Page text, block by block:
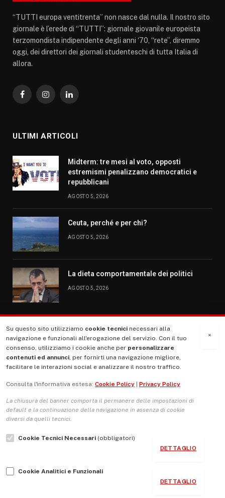
“TUTTI europa ventitrenta” non nasce dal nulla. Il nostro sito
giornale è l’erede di “TUTTI”: giornale giovanile europeista
terzomondista indipendente degli anni ‘70, “rete”, diremmo
oggi, dei direttori dei giornali studenteschi di tutta Italia di
allora.
FacebookInstagramLinkedIn
ULTIMI ARTICOLI
Midterm: tre mesi al voto, opposti
estremismi penalizzano democratici e
repubblicani
AGOSTO 5, 2026
Ceuta, perché e per chi?
AGOSTO 5, 2026
La dieta comportamentale dei politici
AGOSTO 5, 2026
MENU
La Nostra Storia
Le Copertine
L’Associazione
Indirizzo Socio Politico Culturale
Guida per le autrici e gli autori
×
Su questo sito utilizziamo cookie tecnici necessari alla
navigazione e funzionali all'erogazione del servizio. Con il tuo
consenso, utilizziamo i cookie anche per personalizzare
contenuti ed annunci, per fornirti una navigazione migliore,
facilitare le interazioni social e analizzare il nostro traffico.
Consulta l'informativa estesa: Cookie Policy Privacy Policy
La chiusura del banner comporta il permanere delle impostazioni di
default e la continuazione della navigazione in assenza di cookie
diversi da quelli tecnici.
Cookie Tecnici Necessari (obbligatori)
DETTAGLIO
Cookie Analitici e Funzionali
DETTAGLIO